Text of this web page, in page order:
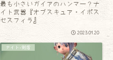
最も小さいガイアのハンマー？ナ
イト武器『オブスキュア・イポス
セスフィラ』
2023.01.20
ナイト-剣盾